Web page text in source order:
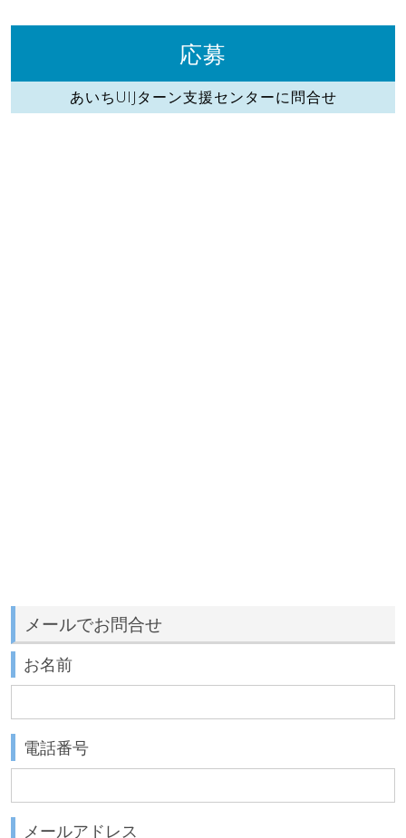
応募
あいちUIJターン支援センターに問合せ
メールでお問合せ
お名前
電話番号
メールアドレス